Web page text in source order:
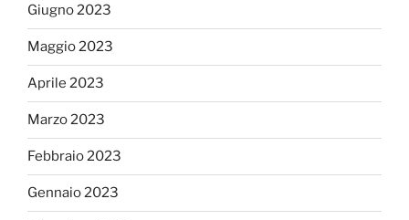
Giugno 2023
Maggio 2023
Aprile 2023
Marzo 2023
Febbraio 2023
Gennaio 2023